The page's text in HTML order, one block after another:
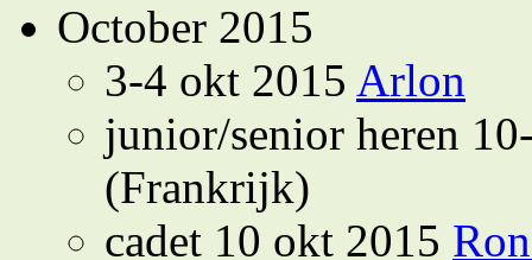
October 2015
3-4 okt 2015 Arlon
junior/senior heren
(Frankrijk)
cadet 10 okt 2015